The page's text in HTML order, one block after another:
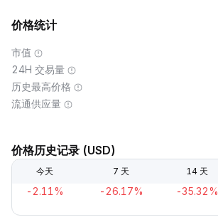
价格统计
市值
24H 交易量
历史最高价格
流通供应量
价格历史记录 (USD)
今天 7 天 14 天
-2.11% -26.17% -35.32%